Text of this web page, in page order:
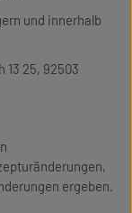
und innerhalb
13 25, 92503
ergeben.